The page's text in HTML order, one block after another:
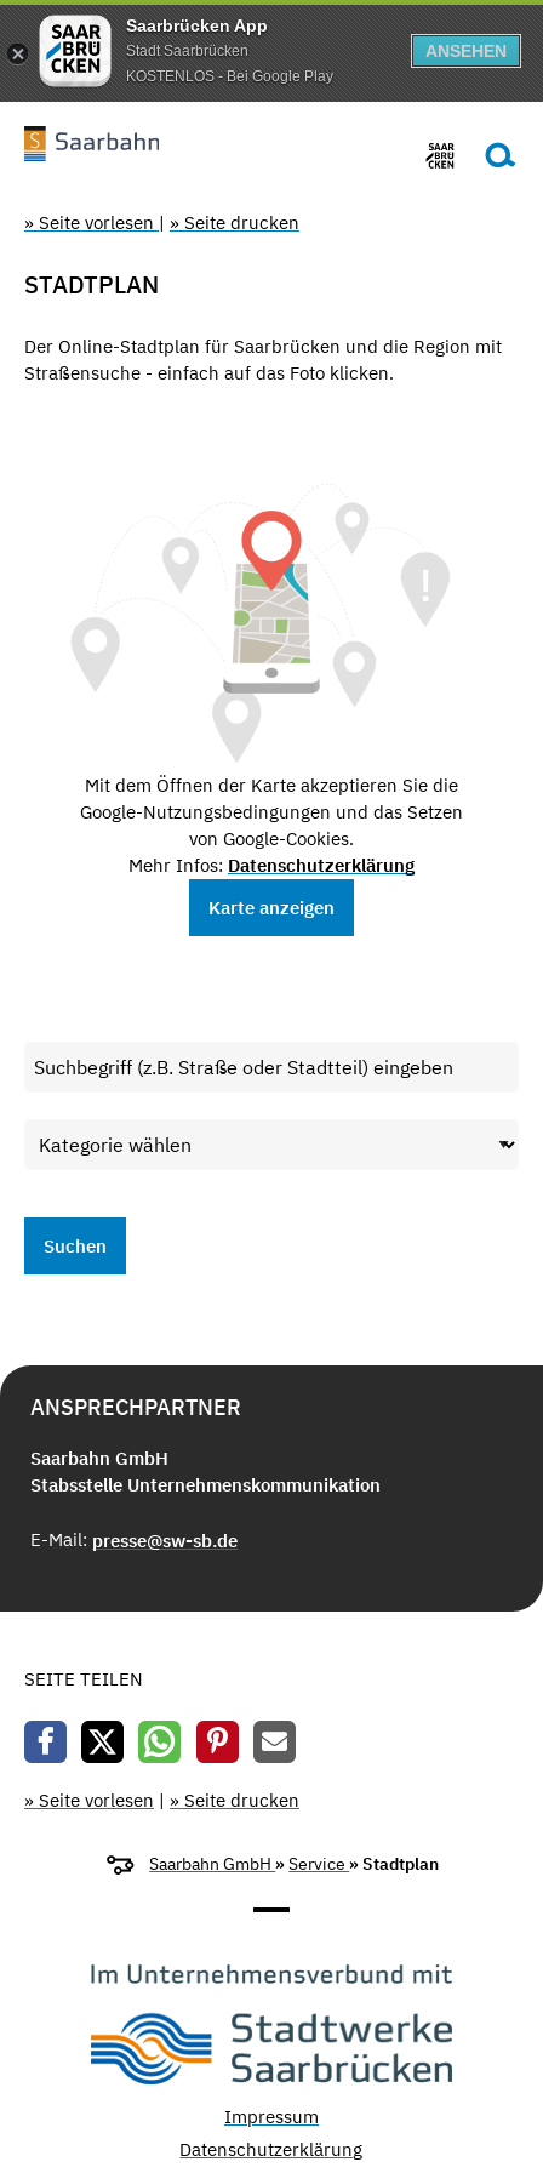
Saarbrücken App
Stadt Saarbrücken
KOSTENLOS - Bei Google Play
ANSEHEN
» Seite vorlesen | » Seite drucken
STADTPLAN
Der Online-Stadtplan für Saarbrücken und die Region mit
Straßensuche - einfach auf das Foto klicken.
Mit dem Öffnen der Karte akzeptieren Sie die
Google-Nutzungsbedingungen und das Setzen
von Google-Cookies.
Mehr Infos: Datenschutzerklärung
Karte anzeigen
ANSPRECHPARTNER
Saarbahn GmbH
Stabsstelle Unternehmenskommunikation
E-Mail: presse@sw-sb.de
SEITE TEILEN
» Seite vorlesen | » Seite drucken
Saarbahn GmbH »Service » Stadtplan
Impressum
Datenschutzerklärung